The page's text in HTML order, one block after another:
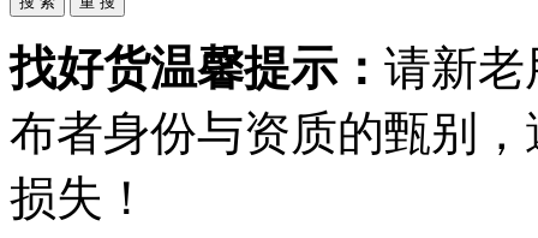
找好货温馨提示： 请新老
布者身份与资质的甄别
损失！